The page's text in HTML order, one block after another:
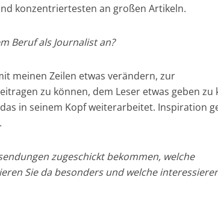
konzentriertesten an großen Artikeln.
Beruf als Journalist an?
meinen Zeilen etwas verändern, zur
zu können, dem Leser etwas geben zu
in seinem Kopf weiterarbeitet. Inspiration
zugeschickt bekommen, welche
Sie da besonders und welche